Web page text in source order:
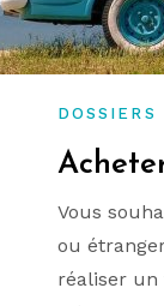
DOSSIERS
Vous
ou
réaliser un